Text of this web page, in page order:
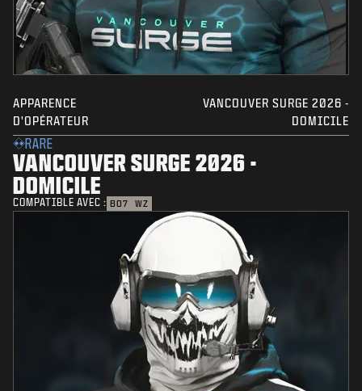
APPARENCE
D'OPÉRATEUR
VANCOUVER SURGE 2026 -
DOMICILE
RARE
VANCOUVER SURGE 2026 -
DOMICILE
COMPATIBLE AVEC : BO7 WZ